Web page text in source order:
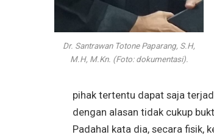
Dr. Santrawan Totone Paparang, S.H,
M.H, M.Kn. (Foto: dokumentasi).
pihak tertentu dapat saja
dengan alasan tidak cukup
Padahal kata dia, secara fisik,